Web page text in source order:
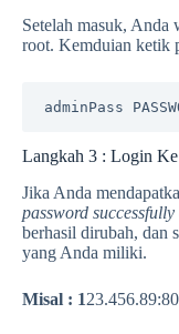
Setelah masuk, Anda
root. Kemduian ketik
adminPass
Langkah 3 : Login
Jika Anda
password
berhasil dirubah, dan
yang Anda miliki.
Misal : 1